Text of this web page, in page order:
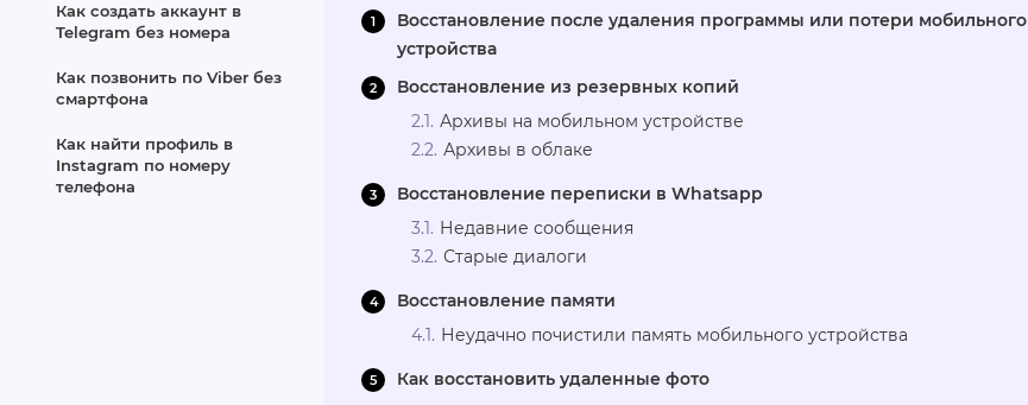
Восстановление после удаления программы или потери мобильного
устройства
Восстановление из резервных копий
Архивы на мобильном устройстве
Архивы в облаке
Восстановление переписки в Whatsapp
Недавние сообщения
Старые диалоги
Восстановление памяти
Неудачно почистили память мобильного устройства
Как восстановить удаленные фото
Как создать аккаунт в
Telegram без номера
Как позвонить по Viber без
смартфона
Как найти профиль в
Instagram по номеру
телефона